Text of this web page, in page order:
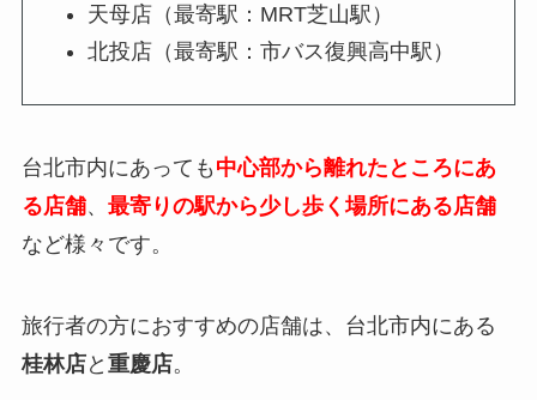
天母店（最寄駅：MRT芝山駅）
北投店（最寄駅：市バス復興高中駅）
台北市内にあっても 中心部から離れたところにあ
る店舗、 最寄りの駅から少し歩く場所にある店舗
など様々です。
旅行者の方におすすめの店舗は、台北市内にある
桂林店と 重慶店。